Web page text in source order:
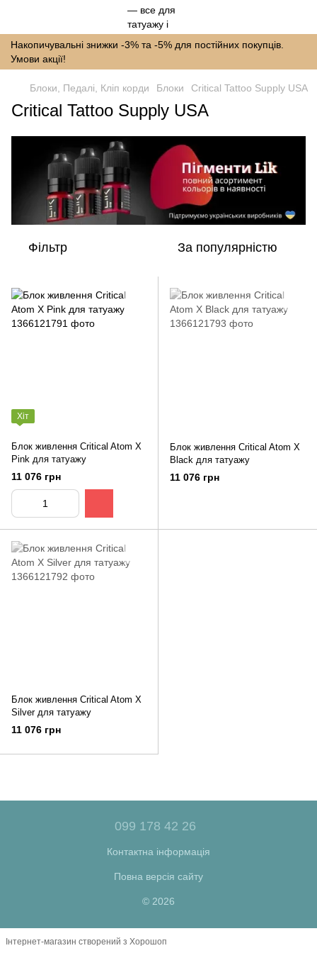
Накопичувальні знижки -3% та -5% для постійних покупців.
Умови акції!
Блоки, Педалі, Кліп корди Блоки Critical Tattoo Supply USA
Critical Tattoo Supply USA
Фільтр За популярністю
Хіт
Блок живлення Critical Atom X
Pink для татуажу
11 076 грн
Блок живлення Critical Atom X
Black для татуажу
11 076 грн
Блок живлення Critical Atom X
Silver для татуажу
11 076 грн
099 178 42 26
Контактна інформація
Повна версія сайту
© 2026
Інтернет-магазин створений з Хорошоп